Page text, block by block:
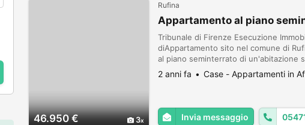
46.950 € 3
Rufina
Appartamento al piano
Tribunale di Firenze Esecuzione
diAppartamento sito nel comune di
al piano seminterrato di un'abitazione
seminterrato, composta al suo interno
2 anni fa Case - Appartamenti in
Invia messaggio